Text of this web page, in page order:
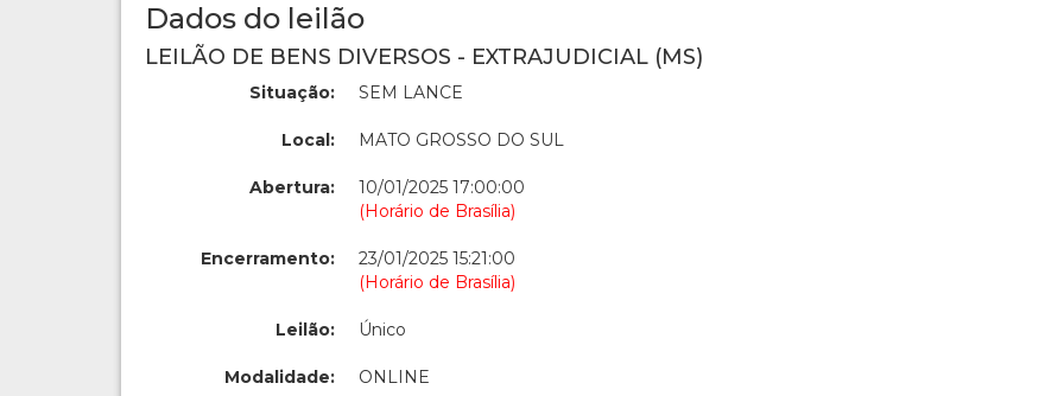
Dados do leilão
LEILÃO DE BENS DIVERSOS - EXTRAJUDICIAL (MS)
Situação: SEM LANCE
Local: MATO GROSSO DO SUL
Abertura:
10/01/2025 17:00:00
(Horário de Brasília)
Encerramento:
23/01/2025 15:21:00
(Horário de Brasília)
Leilão: Único
Modalidade: ONLINE